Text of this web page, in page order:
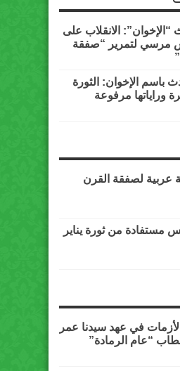
“الإخوان”: الانقلاب على
مرسي لتمرير “صفقة
باسم الإخوان: الثورة
وراياتها مرفوعة
عربية لصفقة القرن
الأزمات في عهد سيدنا عمر
“عام الرمادة”